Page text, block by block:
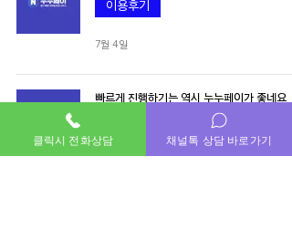
이용후기
7월 4일
빠르게 진행하기는 역시 누누페이가 좋네요
클릭시 전화상담 채널톡 상담 바로가기